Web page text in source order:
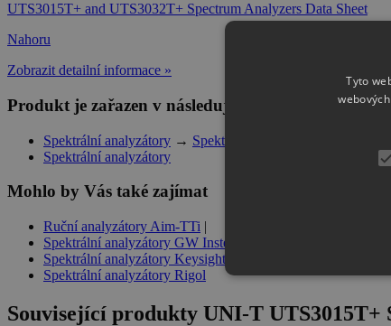
UTS3015T+ and UTS3032T+ Spectrum Analyzers Data Sheet
Nahoru
Zobrazit detailní informace »
Produkt je zařazen v následujících kategoriích
Spektrální analyzátory → Spektrální analyzátory UNI-T
Spektrální analyzátory
Mohlo by Vás také zajímat
Ruční analyzátory Aim-TTi |
Spektrální analyzátory GW Instek
Spektrální analyzátory Keysight
Spektrální analyzátory Rigol
Související produkty UNI-T UTS3015T+
Tyto